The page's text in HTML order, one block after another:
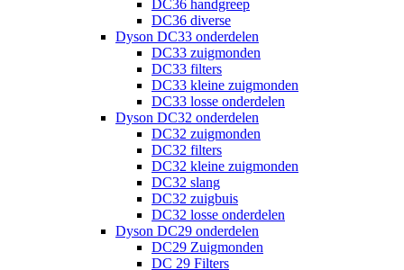
DC36 handgreep
DC36 diverse
Dyson DC33 onderdelen
DC33 zuigmonden
DC33 filters
DC33 kleine zuigmonden
DC33 losse onderdelen
Dyson DC32 onderdelen
DC32 zuigmonden
DC32 filters
DC32 kleine zuigmonden
DC32 slang
DC32 zuigbuis
DC32 losse onderdelen
Dyson DC29 onderdelen
DC29 Zuigmonden
DC 29 Filters